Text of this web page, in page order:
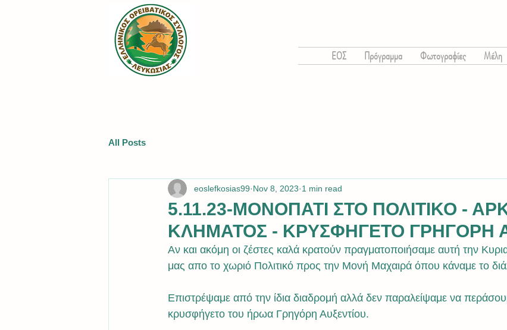
ΕΟΣ Πρόγραμμα Φωτογραφίες Μέλη
All Posts
5.11.23-ΜΟΝΟΠΑΤΙ ΣΤΟ ΠΟΛΙΤΙΚΟ -
ΚΛΗΜΑΤΟΣ - ΚΡΥΣΦΗΓΕΤΟ ΓΡΗΓΟΡΗ
eoslefkosias99 Nov 8, 2023 1 min read
Αν και ακόμη οι ζέστες καλά κρατούν πραγματοποιήσαμε αυτή την
μας απο το χωριό Πολιτικό προς την Μονή Μαχαιρά όπου κάναμε το
Επιστρέψαμε από την ίδια διαδρομή αλλά δεν παραλείψαμε να
κρυσφήγετο του ήρωα Γρηγόρη Αυξεντίου.